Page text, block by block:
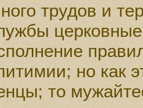
трудов и
но как
то